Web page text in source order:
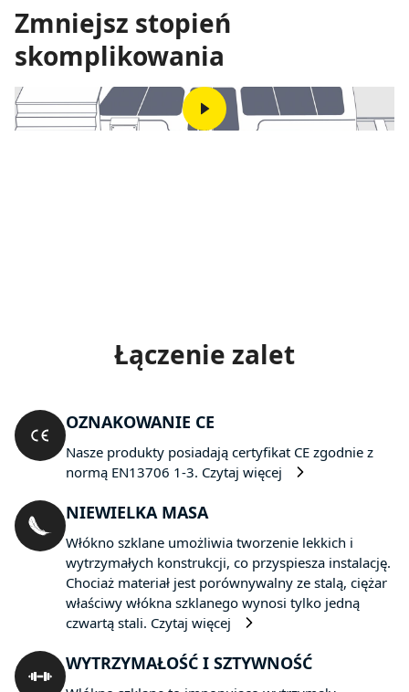
Zmniejsz stopień
skomplikowania
Łączenie zalet
OZNAKOWANIE CE
Nasze produkty posiadają certyfikat CE zgodnie z
normą EN13706 1-3. Czytaj więcej
NIEWIELKA MASA
Włókno szklane umożliwia tworzenie lekkich i
wytrzymałych konstrukcji, co przyspiesza instalację.
Chociaż materiał jest porównywalny ze stalą, ciężar
właściwy włókna szklanego wynosi tylko jedną
czwartą stali. Czytaj więcej
WYTRZYMAŁOŚĆ I SZTYWNOŚĆ